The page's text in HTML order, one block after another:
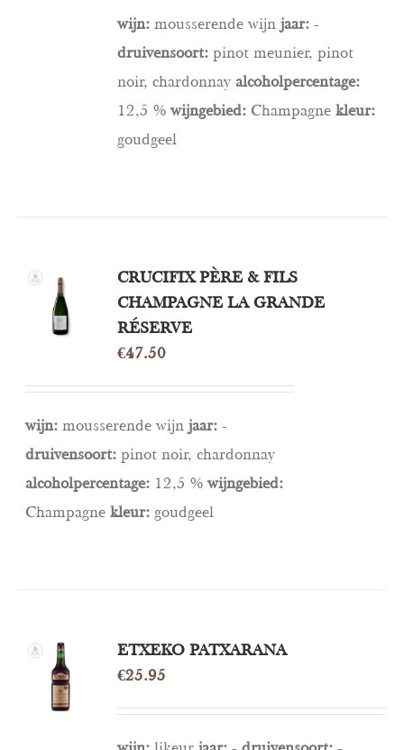
wijn: mousserende wijnjaar: -
druivensoort: pinot meunier, pinot
noir, chardonnayalcoholpercentage:
12,5 %wijngebied: Champagnekleur:
goudgeel
TOEVOEGEN
AAN
WINKELWAGEN
/
CRUCIFIX PÈRE & FILS
CHAMPAGNE LA GRANDE
RÉSERVE
€47.50
wijn: mousserende wijnjaar: -
druivensoort: pinot noir, chardonnay
alcoholpercentage: 12,5 %wijngebied:
Champagnekleur: goudgeel
TOEVOEGEN
AAN
WINKELWAGEN
/
ETXEKO PATXARANA
€25.95